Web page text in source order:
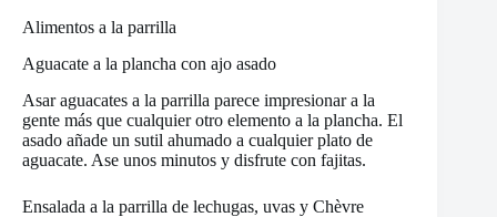
Alimentos a la parrilla
Aguacate a la plancha con ajo asado
Asar aguacates a la parrilla parece impresionar a la
gente más que cualquier otro elemento a la plancha. El
asado añade un sutil ahumado a cualquier plato de
aguacate. Ase unos minutos y disfrute con fajitas.
Ensalada a la parrilla de lechugas, uvas y Chèvre